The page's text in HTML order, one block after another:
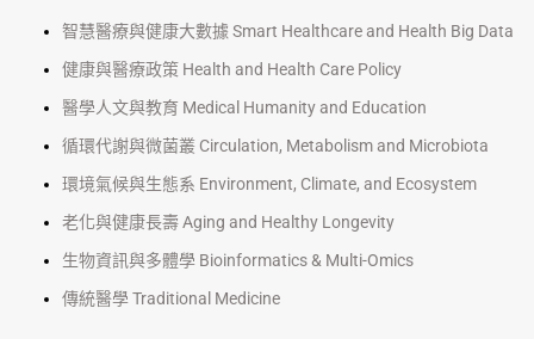
智慧醫療與健康大數據 Smart Healthcare and Health Big Data
健康與醫療政策 Health and Health Care Policy
醫學人文與教育 Medical Humanity and Education
循環代謝與微菌叢 Circulation, Metabolism and Microbiota
環境氣候與生態系 Environment, Climate, and Ecosystem
老化與健康長壽 Aging and Healthy Longevity
生物資訊與多體學 Bioinformatics & Multi-Omics
傳統醫學 Traditional Medicine